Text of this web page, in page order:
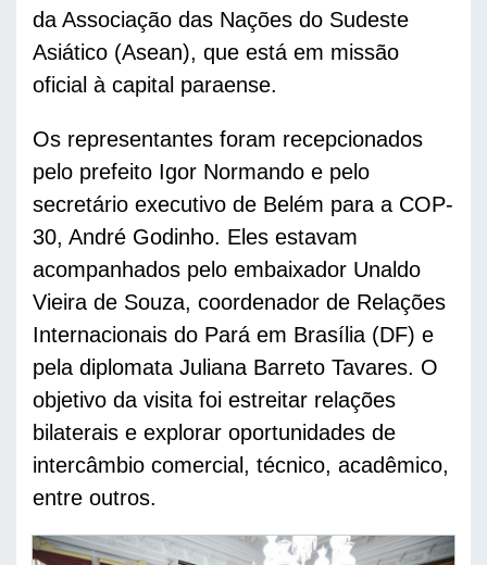
da Associação das Nações do Sudeste
Asiático (Asean), que está em missão
oficial à capital paraense.
Os representantes foram recepcionados
pelo prefeito Igor Normando e pelo
secretário executivo de Belém para a COP-
30, André Godinho. Eles estavam
acompanhados pelo embaixador Unaldo
Vieira de Souza, coordenador de Relações
Internacionais do Pará em Brasília (DF) e
pela diplomata Juliana Barreto Tavares. O
objetivo da visita foi estreitar relações
bilaterais e explorar oportunidades de
intercâmbio comercial, técnico, acadêmico,
entre outros.